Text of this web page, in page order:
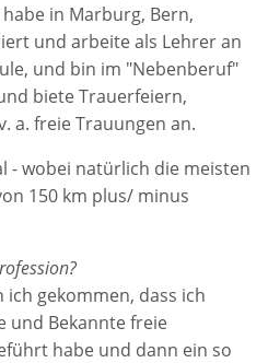
in Marburg, Bern,
und arbeite als Lehrer an
und bin im "Nebenberuf"
biete Trauerfeiern,
a. freie Trauungen an.
- wobei natürlich die meisten
150 km plus/ minus
gekommen, dass ich
und Bekannte freie
habe und dann ein so